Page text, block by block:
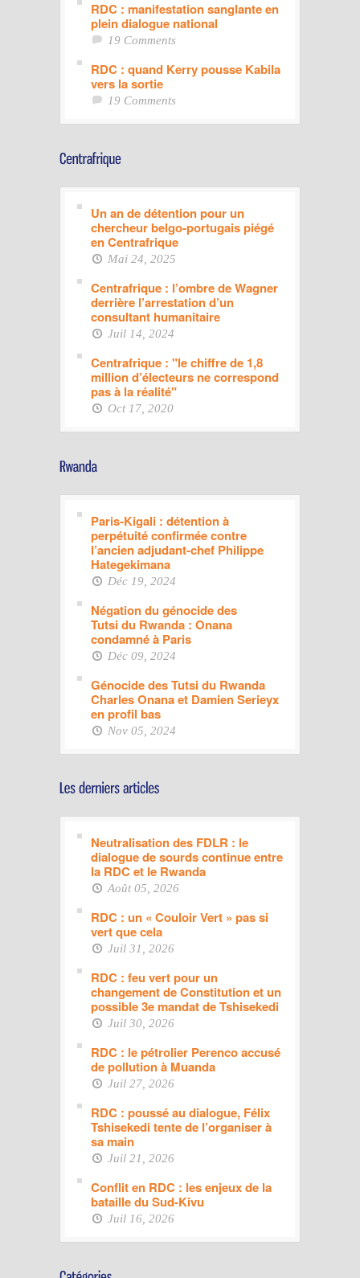
RDC : manifestation sanglante en
plein dialogue national
19 Comments
RDC : quand Kerry pousse Kabila
vers la sortie
19 Comments
Un an de détention pour un
chercheur belgo-portugais piégé
en Centrafrique
Mai 24, 2025
Centrafrique : l’ombre de Wagner
derrière l’arrestation d’un
consultant humanitaire
Juil 14, 2024
Centrafrique : "le chiffre de 1,8
million d’électeurs ne correspond
pas à la réalité"
Oct 17, 2020
Paris-Kigali : détention à
perpétuité confirmée contre
l’ancien adjudant-chef Philippe
Hategekimana
Déc 19, 2024
Négation du génocide des
Tutsi du Rwanda : Onana
condamné à Paris
Déc 09, 2024
Génocide des Tutsi du Rwanda
Charles Onana et Damien Serieyx
en profil bas
Nov 05, 2024
Neutralisation des FDLR : le
dialogue de sourds continue entre
la RDC et le Rwanda
Août 05, 2026
RDC : un « Couloir Vert » pas si
vert que cela
Juil 31, 2026
RDC : feu vert pour un
changement de Constitution et un
possible 3e mandat de Tshisekedi
Juil 30, 2026
RDC : le pétrolier Perenco accusé
de pollution à Muanda
Juil 27, 2026
RDC : poussé au dialogue, Félix
Tshisekedi tente de l’organiser à
sa main
Juil 21, 2026
Conflit en RDC : les enjeux de la
bataille du Sud-Kivu
Juil 16, 2026